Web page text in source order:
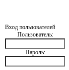
Вход пользователей
Пользователь:
Пароль: